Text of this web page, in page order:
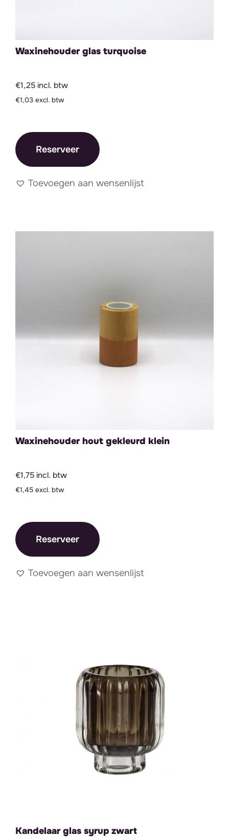
Waxinehouder glas turquoise
€1,25 incl. btw
€1,03 excl. btw
Reserveer
Toevoegen aan wensenlijst
Waxinehouder hout gekleurd klein
€1,75 incl. btw
€1,45 excl. btw
Reserveer
Toevoegen aan wensenlijst
Kandelaar glas syrup zwart